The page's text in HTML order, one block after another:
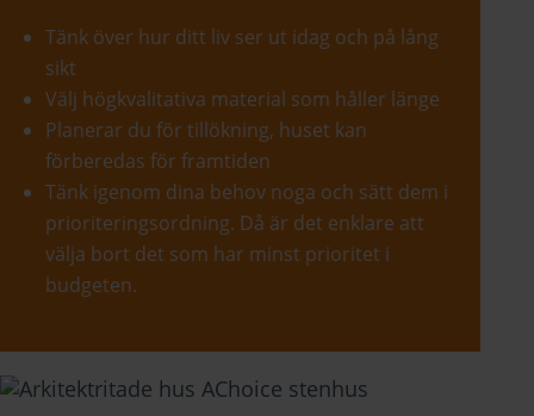
Tänk över hur ditt liv ser ut idag och på lång
sikt
Välj högkvalitativa material som håller länge
Planerar du för tillökning, huset kan
förberedas för framtiden
Tänk igenom dina behov noga och sätt dem i
prioriteringsordning. Då är det enklare att
välja bort det som har minst prioritet i
budgeten.